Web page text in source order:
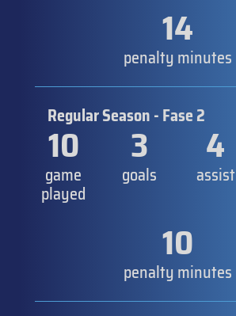
14
penalty minutes
Regular Season - Fase 2
10
game
played
3
goals
4
assist
10
penalty minutes